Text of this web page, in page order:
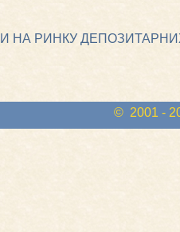
НА РИНКУ
© 2001 -